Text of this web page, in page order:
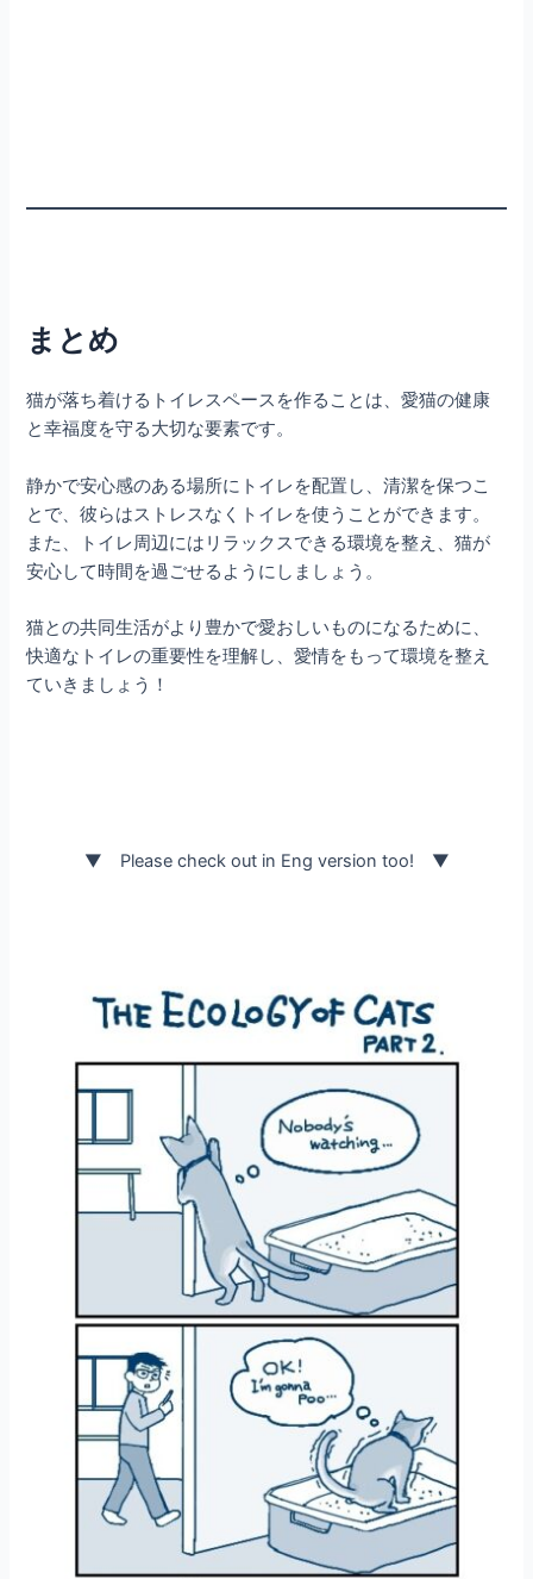
まとめ
猫が落ち着けるトイレスペースを作ることは、愛猫の健康
と幸福度を守る大切な要素です。
静かで安心感のある場所にトイレを配置し、清潔を保つこ
とで、彼らはストレスなくトイレを使うことができます。
また、トイレ周辺にはリラックスできる環境を整え、猫が
安心して時間を過ごせるようにしましょう。
猫との共同生活がより豊かで愛おしいものになるために、
快適なトイレの重要性を理解し、愛情をもって環境を整え
ていきましょう！
▼ Please check out in Eng version too! ▼